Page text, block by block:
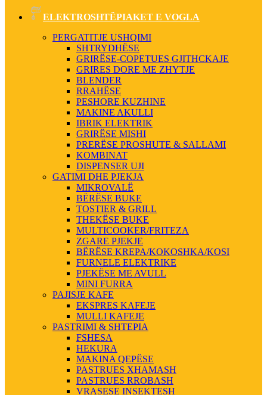
ELEKTROSHTËPIAKET E VOGLA
PERGATITJE USHQIMI
SHTRYDHËSE
GRIRËSE-COPETUES GJITHCKAJE
GRIRES DORE ME ZHYTJE
BLENDER
RRAHËSE
PESHORE KUZHINE
MAKINE AKULLI
IBRIK ELEKTRIK
GRIRËSE MISHI
PRERËSE PROSHUTE & SALLAMI
KOMBINAT
DISPENSER UJI
GATIMI DHE PJEKJA
MIKROVALË
BËRËSE BUKE
TOSTIER & GRILL
THEKËSE BUKE
MULTICOOKER/FRITEZA
ZGARE PJEKJE
BËRËSE KREPA/KOKOSHKA/KOSI
FURNELE ELEKTRIKE
PJEKËSE ME AVULL
MINI FURRA
PAJISJE KAFE
EKSPRES KAFEJE
MULLI KAFEJE
PASTRIMI & SHTEPIA
FSHESA
HEKURA
MAKINA QEPËSE
PASTRUES XHAMASH
PASTRUES RROBASH
VRASESE INSEKTESH